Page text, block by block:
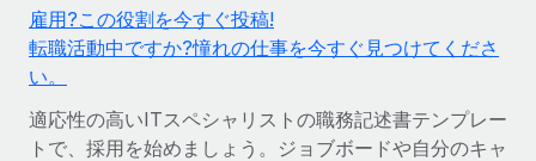
PEO
インフラ
成長の段階
成長中の企業向けのアジャイルなグローバルHR・給与処理ソ
リューション
グローバルな契約社員向けに、通貨オプションと支払スピー
ドを確認する
REMOTEで学習
Nederlands
Français
Deutsch
ログイン
雇用?この役割を今すぐ投稿!
転職活動中ですか?憧れの仕事を今すぐ見つけてくださ
い。
適応性の高いITスペシャリストの職務記述書テンプレー
トで、採用を始めましょう。ジョブボードや自分のキャ